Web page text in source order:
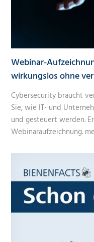
Webinar-
wirkungslos ohne
Cybersecurity braucht
Sie, wie IT- und
und gesteuert werden.
Webinaraufzeichnung.